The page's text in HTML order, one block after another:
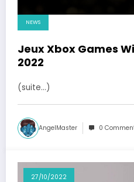
NEWS
Jeux Xbox Games
2022
(suite…)
AngelMaster 0
27/10/2022